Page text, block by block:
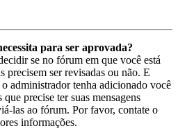
para ser aprovada?
se no fórum em que você está
precisem ser revisadas ou não. E
administrador tenha adicionado você
precise ter suas mensagens
las ao fórum. Por favor, contate o
informações.